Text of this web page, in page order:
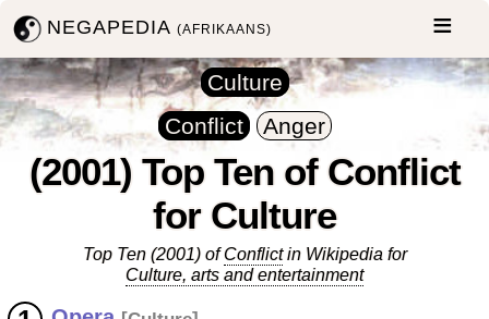
NEGAPEDIA(AFRIKAANS)
Culture
Conflict
Anger
(2001) Top Ten of Conflict
for Culture
Top Ten (2001) ofConflictin Wikipedia for
Culture, arts and entertainment